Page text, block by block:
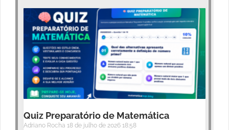
Quiz Preparatório de Matemática
Adriano Rocha 18 de julho de 2026 18:58